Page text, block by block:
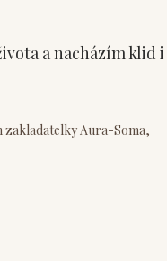
a nacházím klid i
zakladatelky Aura-Soma,